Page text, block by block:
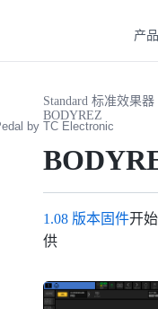
产
Standard 标准效果器
BODYREZ
1.08 版本固件开
供
by TC Electronic